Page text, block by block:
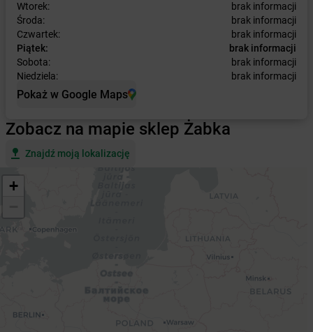
Wtorek:
brak informacji
Środa:
brak informacji
Czwartek:
brak informacji
Piątek:
brak informacji
Sobota:
brak informacji
Niedziela:
brak informacji
Pokaż w Google Maps
Zobacz na mapie sklep Żabka
Znajdź moją lokalizację
+